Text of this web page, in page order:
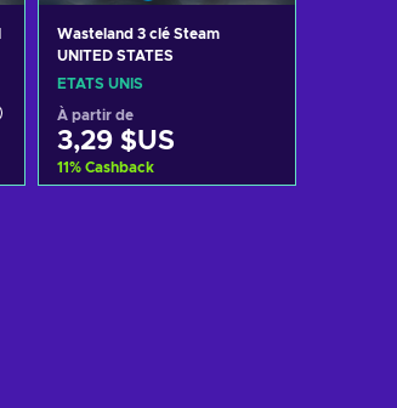
Wasteland 3 clé Steam
UNITED STATES
ÉTATS UNIS
À partir de
3,29 $US
11% Cashback